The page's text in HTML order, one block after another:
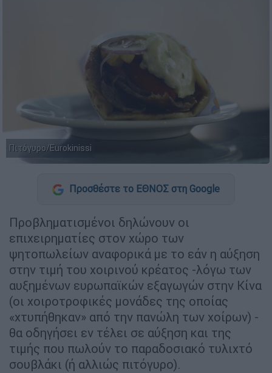
Πιτόγυρο/Eurokinissi
Προσθέστε το ΕΘΝΟΣ στη Google
Προβληματισμένοι δηλώνουν οι
επιχειρηματίες στον χώρο των
ψητοπωλείων αναφορικά με το εάν η αύξηση
στην τιμή του χοιρινού κρέατος -λόγω των
αυξημένων ευρωπαϊκών εξαγωγών στην Κίνα
(οι χοιροτροφικές μονάδες της οποίας
«χτυπήθηκαν» από την πανώλη των χοίρων) -
θα οδηγήσει εν τέλει σε αύξηση και της
τιμής που πωλούν το παραδοσιακό τυλιχτό
σουβλάκι (ή αλλιώς πιτόγυρο).